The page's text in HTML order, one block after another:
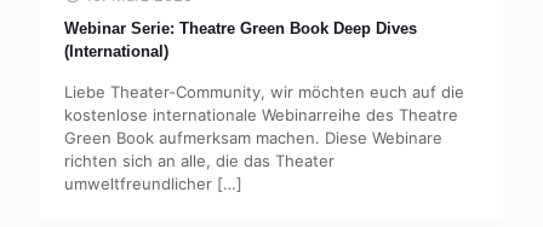
Webinar Serie: Theatre Green Book Deep Dives
(International)
Liebe Theater-Community, wir möchten euch auf die
kostenlose internationale Webinarreihe des Theatre
Green Book aufmerksam machen. Diese Webinare
richten sich an alle, die das Theater
umweltfreundlicher […]